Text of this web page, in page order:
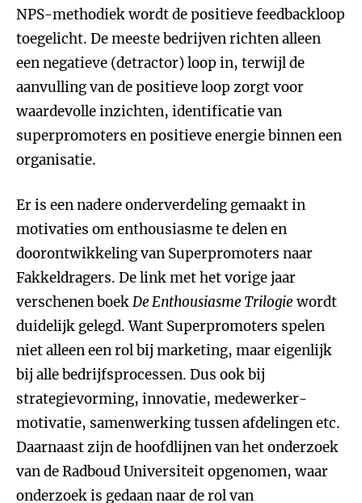
NPS-methodiek wordt de positieve feedbackloop
toegelicht. De meeste bedrijven richten alleen
een negatieve (detractor) loop in, terwijl de
aanvulling van de positieve loop zorgt voor
waardevolle inzichten, identificatie van
superpromoters en positieve energie binnen een
organisatie.
Er is een nadere onderverdeling gemaakt in
motivaties om enthousiasme te delen en
doorontwikkeling van Superpromoters naar
Fakkeldragers. De link met het vorige jaar
verschenen boekDe Enthousiasme Trilogie wordt
duidelijk gelegd. Want Superpromoters spelen
niet alleen een rol bij marketing, maar eigenlijk
bij alle bedrijfsprocessen. Dus ook bij
strategievorming, innovatie, medewerker-
motivatie, samenwerking tussen afdelingen etc.
Daarnaast zijn de hoofdlijnen van het onderzoek
van de Radboud Universiteit opgenomen, waar
onderzoek is gedaan naar de rol van